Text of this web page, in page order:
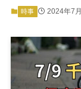
時事 2024年7